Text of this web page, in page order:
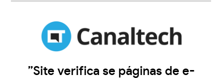
”Site verifica se páginas de e-